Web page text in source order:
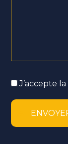
(Nécessaire)
J’accepte la